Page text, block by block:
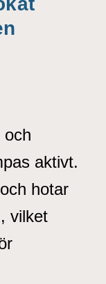
och
aktivt.
hotar
vilket